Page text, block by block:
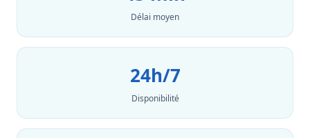
Délai moyen
24h/7
Disponibilité